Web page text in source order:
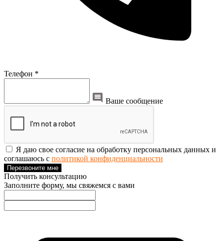
Телефон *
Ваше сообщение
Я даю свое согласие на обработку персональных данных и
соглашаюсь с политикой конфиденциальности
Перезвоните мне
Получить консультацию
Заполните форму, мы свяжемся с вами